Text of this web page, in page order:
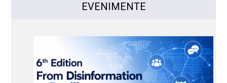
EVENIMENTE